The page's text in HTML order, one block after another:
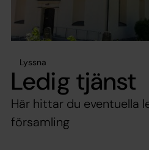
Lyssna
Ledig tjänst
Här hittar du eventuella
församling